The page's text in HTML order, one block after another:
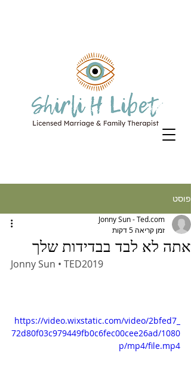
פוסט
אתה לא לבד בבדידות שלך
Jonny Sun - Ted.com
זמן קריאה 5 דקות
Jonny Sun • TED2019
https://video.wixstatic.com/video/2bfed7_
72d80f03c979449fb0c6fec00cee26ad/1080
p/mp4/file.mp4